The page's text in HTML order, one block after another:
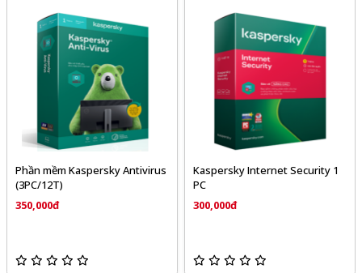
Phần mềm Kaspersky Antivirus
(3PC/12T)
350,000đ
Kaspersky Internet Security 1
PC
300,000đ